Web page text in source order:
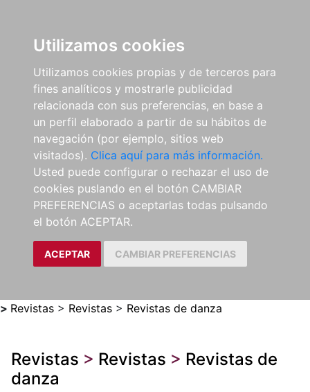
Utilizamos cookies
Utilizamos cookies propias y de terceros para
fines analíticos y mostrarle publicidad
relacionada con sus preferencias, en base a
un perfil elaborado a partir de su hábitos de
navegación (por ejemplo, sitios web
visitados). Clica aquí para más información.
Usted puede configurar o rechazar el uso de
cookies puslando en el botón CAMBIAR
PREFERENCIAS o aceptarlas todas pulsando
el botón ACEPTAR.
ACEPTAR CAMBIAR PREFERENCIAS
> Revistas > Revistas > Revistas de danza
Revistas > Revistas > Revistas de
danza